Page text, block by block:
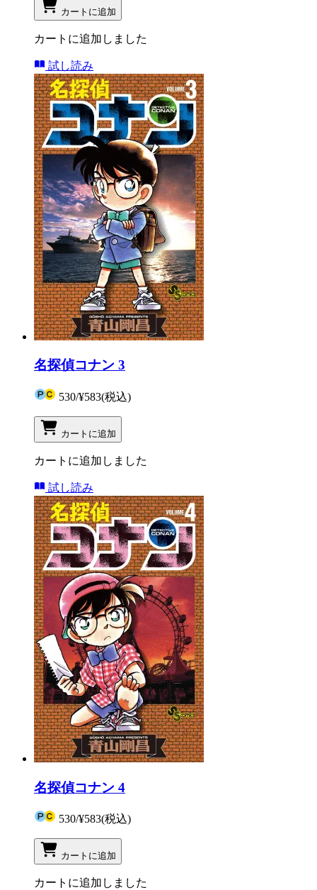
カートに追加
カートに追加しました
試し読み
名探偵コナン 3
530/¥583(税込)
カートに追加
カートに追加しました
試し読み
名探偵コナン 4
530/¥583(税込)
カートに追加
カートに追加しました